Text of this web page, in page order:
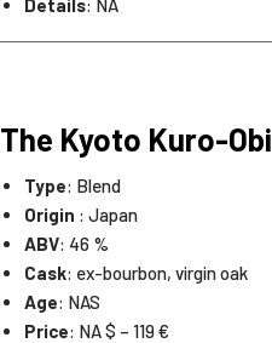
Details: NA
The Kyoto Kuro-Obi
Type: Blend
Origin : Japan
ABV: 46 %
Cask: ex-bourbon, virgin oak
Age: NAS
Price: NA $ – 119 €